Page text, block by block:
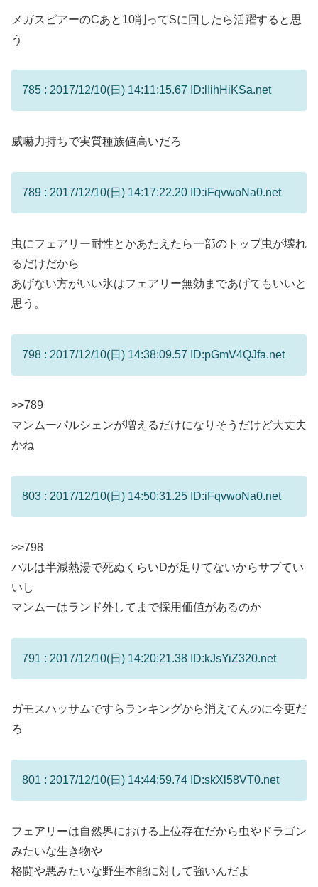
メガスピアーのCあと10削ってSに回したら活躍すると思
う
785 : 2017/12/10(日) 14:11:15.67 ID:lIihHiKSa.net
威嚇力持ちで実質種族値高いだろ
789 : 2017/12/10(日) 14:17:22.20 ID:iFqvwoNa0.net
虫にフェアリー耐性とかあたえたら一部のトップ虫が壊れ
るだけだから
あげない方がいい氷はフェアリー無効まであげてもいいと
思う。
798 : 2017/12/10(日) 14:38:09.57 ID:pGmV4QJfa.net
>>789
マンムーパルシェンが増えるだけになりそうだけど大丈夫
かね
803 : 2017/12/10(日) 14:50:31.25 ID:iFqvwoNa0.net
>>798
パルは半減熱湯で死ぬくらいDが足りてないからサブてい
いし
マンムーはランド外してまで採用価値があるのか
791 : 2017/12/10(日) 14:20:21.38 ID:kJsYiZ320.net
ガモスハッサムですらランキングから消えてんのに今更だ
ろ
801 : 2017/12/10(日) 14:44:59.74 ID:skXl58VT0.net
フェアリーは自然界における上位存在だから虫やドラゴン
みたいな生き物や
格闘や悪みたいな野生本能に対して強いんだよ